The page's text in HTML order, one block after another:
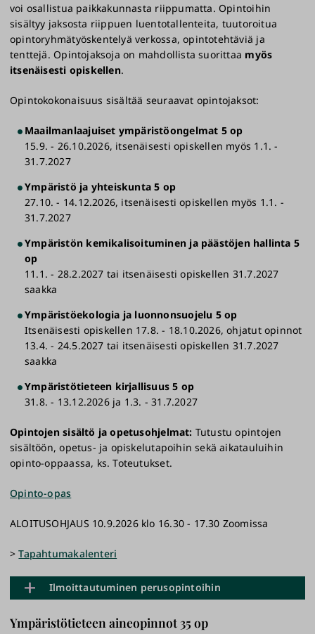
voi osallistua paikkakunnasta riippumatta. Opintoihin
sisältyy jaksosta riippuen luentotallenteita, tuutoroitua
opintoryhmätyöskentelyä verkossa, opintotehtäviä ja
tenttejä. Opintojaksoja on mahdollista suorittaa myös
itsenäisesti opiskellen.
Opintokokonaisuus sisältää seuraavat opintojaksot:
Maailmanlaajuiset ympäristöongelmat 5 op
15.9. - 26.10.2026, itsenäisesti opiskellen myös 1.1. -
31.7.2027
Ympäristö ja yhteiskunta 5 op
27.10. - 14.12.2026, itsenäisesti opiskellen myös 1.1. -
31.7.2027
Ympäristön kemikalisoituminen ja päästöjen hallinta 5
op
11.1. - 28.2.2027 tai itsenäisesti opiskellen 31.7.2027
saakka
Ympäristöekologia ja luonnonsuojelu 5 op
Itsenäisesti opiskellen 17.8. - 18.10.2026, ohjatut opinnot
13.4. - 24.5.2027 tai itsenäisesti opiskellen 31.7.2027
saakka
Ympäristötieteen kirjallisuus 5 op
31.8. - 13.12.2026 ja 1.3. - 31.7.2027
Opintojen sisältö ja opetusohjelmat: Tutustu opintojen
sisältöön, opetus- ja opiskelutapoihin sekä aikatauluihin
opinto-oppaassa, ks. Toteutukset.
Opinto-opas
ALOITUSOHJAUS 10.9.2026 klo 16.30 - 17.30 Zoomissa
>Tapahtumakalenteri
Ilmoittautuminen perusopintoihin
Ympäristötieteen aineopinnot 35 op